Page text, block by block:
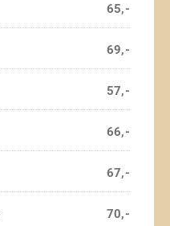
65,-
69,-
57,-
66,-
67,-
70,-